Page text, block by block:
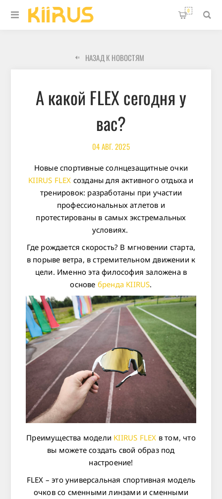
0
НАЗАД К НОВОСТЯМ
А какой FLEX сегодня у
вас?
04АВГ.2025
Новые спортивные солнцезащитные очки
KIIRUS FLEX созданы для активного отдыха и
тренировок: разработаны при участии
профессиональных атлетов и
протестированы в самых экстремальных
условиях.
Где рождается скорость? В мгновении старта,
в порыве ветра, в стремительном движении к
цели. Именно эта философия заложена в
основе бренда KIIRUS.
Преимущества модели KIIRUS FLEX в том, что
вы можете создать свой образ под
настроение!
FLEX – это универсальная спортивная модель
очков со сменными линзами и сменными